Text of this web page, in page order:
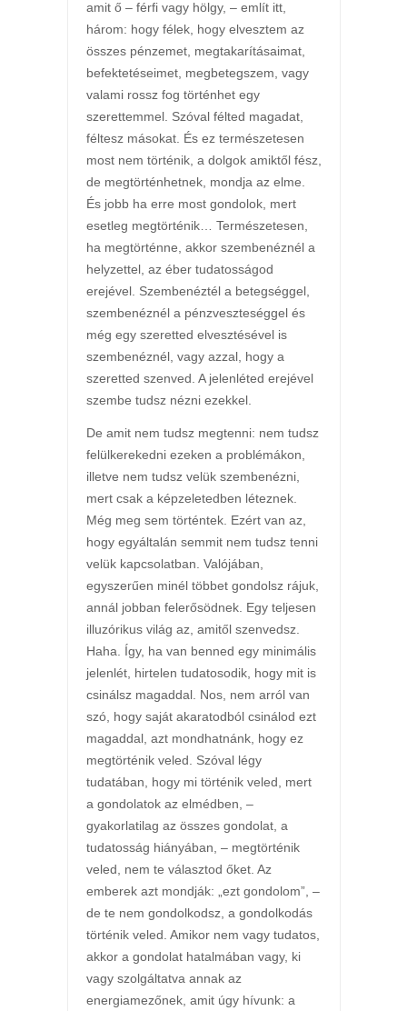
amit ő – férfi vagy hölgy, – említ itt,
három: hogy félek, hogy elvesztem az
összes pénzemet, megtakarításaimat,
befektetéseimet, megbetegszem, vagy
valami rossz fog történhet egy
szerettemmel. Szóval félted magadat,
féltesz másokat. És ez természetesen
most nem történik, a dolgok amiktől fész,
de megtörténhetnek, mondja az elme.
És jobb ha erre most gondolok, mert
esetleg megtörténik… Természetesen,
ha megtörténne, akkor szembenéznél a
helyzettel, az éber tudatosságod
erejével. Szembenéztél a betegséggel,
szembenéznél a pénzveszteséggel és
még egy szeretted elvesztésével is
szembenéznél, vagy azzal, hogy a
szeretted szenved. A jelenléted erejével
szembe tudsz nézni ezekkel.
De amit nem tudsz megtenni: nem tudsz
felülkerekedni ezeken a problémákon,
illetve nem tudsz velük szembenézni,
mert csak a képzeletedben léteznek.
Még meg sem történtek. Ezért van az,
hogy egyáltalán semmit nem tudsz tenni
velük kapcsolatban. Valójában,
egyszerűen minél többet gondolsz rájuk,
annál jobban felerősödnek. Egy teljesen
illuzórikus világ az, amitől szenvedsz.
Haha. Így, ha van benned egy minimális
jelenlét, hirtelen tudatosodik, hogy mit is
csinálsz magaddal. Nos, nem arról van
szó, hogy saját akaratodból csinálod ezt
magaddal, azt mondhatnánk, hogy ez
megtörténik veled. Szóval légy
tudatában, hogy mi történik veled, mert
a gondolatok az elmédben, –
gyakorlatilag az összes gondolat, a
tudatosság hiányában, – megtörténik
veled, nem te választod őket. Az
emberek azt mondják: „ezt gondolom”, –
de te nem gondolkodsz, a gondolkodás
történik veled. Amikor nem vagy tudatos,
akkor a gondolat hatalmában vagy, ki
vagy szolgáltatva annak az
energiamezőnek, amit úgy hívunk: a